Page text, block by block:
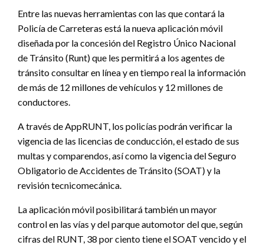
Entre las nuevas herramientas con las que contará la
Policía de Carreteras está la nueva aplicación móvil
diseñada por la concesión del Registro Único Nacional
de Tránsito (Runt) que les permitirá a los agentes de
tránsito consultar en línea y en tiempo real la información
de más de 12 millones de vehículos y 12 millones de
conductores.
A través de AppRUNT, los policías podrán verificar la
vigencia de las licencias de conducción, el estado de sus
multas y comparendos, así como la vigencia del Seguro
Obligatorio de Accidentes de Tránsito (SOAT) y la
revisión tecnicomecánica.
La aplicación móvil posibilitará también un mayor
control en las vías y del parque automotor del que, según
cifras del RUNT, 38 por ciento tiene el SOAT vencido y el